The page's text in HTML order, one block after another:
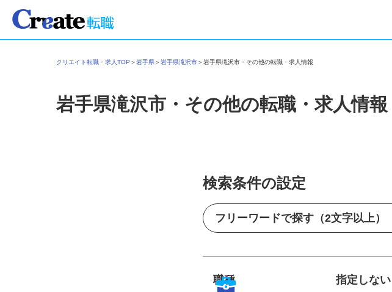
クリエイト転職・求人TOP＞岩手県＞岩手県滝沢市＞岩手県滝沢市・その他の転職・求人情報
岩手県滝沢市・その他の転職・求人情報
検索条件の設定
職種 指定しない